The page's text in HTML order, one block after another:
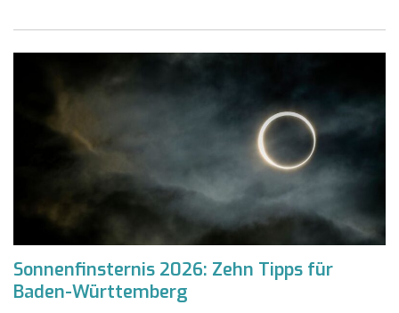
Sonnenfinsternis 2026: Zehn Tipps für
Baden-Württemberg